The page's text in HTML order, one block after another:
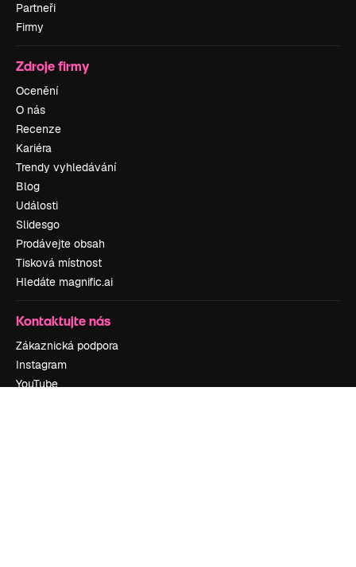
Partneři
Firmy
Zdroje firmy
Ocenění
O nás
Recenze
Kariéra
Trendy vyhledávání
Blog
Události
Slidesgo
Prodávejte obsah
Tisková místnost
Hledáte magnific.ai
Kontaktujte nás
Zákaznická podpora
Instagram
YouTube